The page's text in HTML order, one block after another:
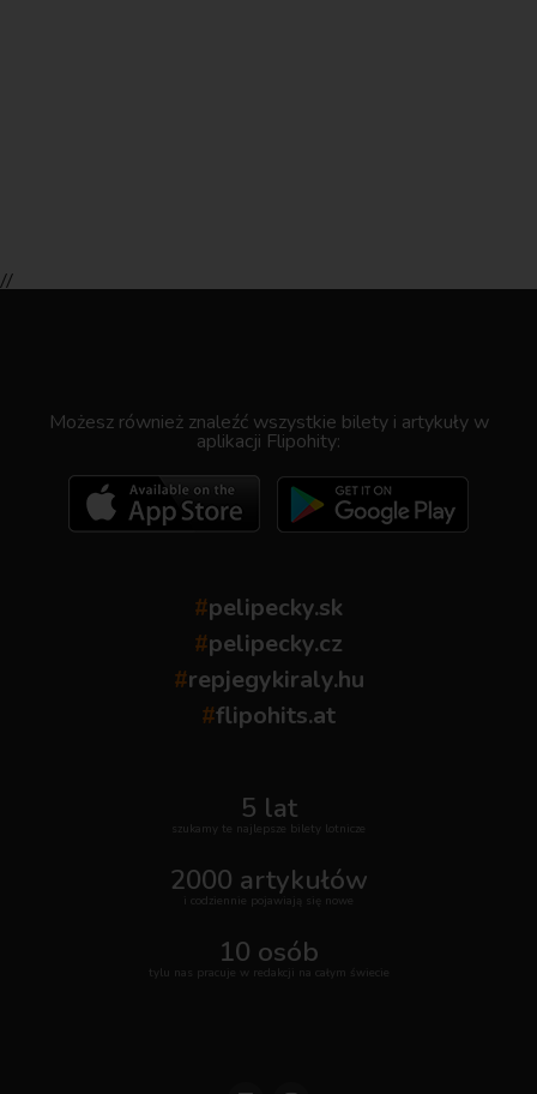
//
Możesz również znaleźć wszystkie bilety i artykuły w
aplikacji Flipohity:
#pelipecky.sk
#pelipecky.cz
#repjegykiraly.hu
#flipohits.at
5 lat
szukamy te najlepsze bilety lotnicze
2000 artykułów
i codziennie pojawiają się nowe
10 osób
tylu nas pracuje w redakcji na całym świecie